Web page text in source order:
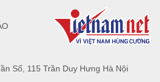
Số, 115 Trần Duy Hưng Hà Nội